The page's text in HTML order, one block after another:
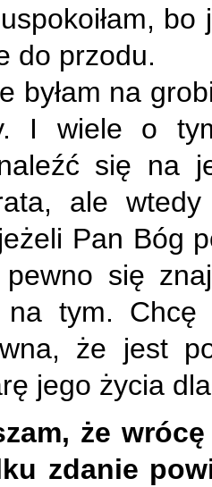
do przodu.
byłam na
I wiele o
się na
ale
Pan Bóg
pewno się
na tym.
że jest
jego życia
że
zdanie